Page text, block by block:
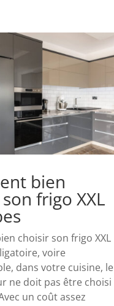
bien
frigo XXL
choisir son frigo XXL
voire
dans votre cuisine, le
ne doit pas être choisi
un coût assez